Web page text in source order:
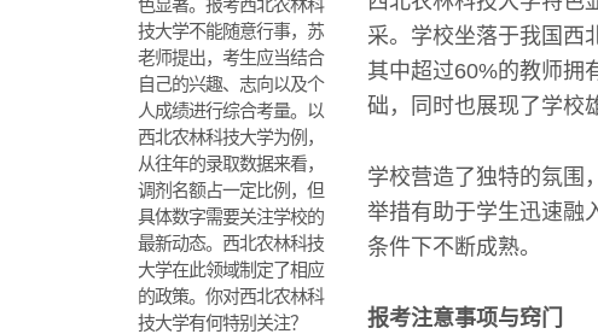
色显著。报考西北农林科
技大学不能随意行事，苏
老师提出，考生应当结合
自己的兴趣、志向以及个
人成绩进行综合考量。以
西北农林科技大学为例，
从往年的录取数据来看，
调剂名额占一定比例，但
具体数字需要关注学校的
最新动态。西北农林科技
大学在此领域制定了相应
的政策。你对西北农林科
技大学有何特别关注？
采。学校坐落于我国西
其中超过60%的教师拥
础，同时也展现了学校
学校营造了独特的氛围
举措有助于学生迅速融
条件下不断成熟。
报考注意事项与窍门